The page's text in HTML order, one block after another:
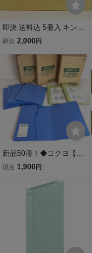
即決 送料込 5冊入 キング
ジム KING JIM ケースファ
30mm 未使用長期保管品
即決 2,000 円
新品50冊！◆コクヨ【A4
ケースファイル S4-S 青/
事務用品 書類整理 経理 書
現在 1,900 円